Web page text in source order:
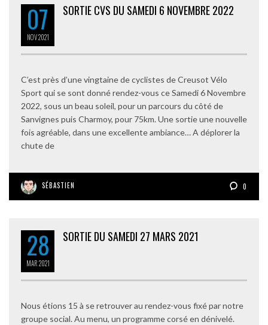
07
NOV2021
SORTIE CVS DU SAMEDI 6 NOVEMBRE 2022
C’est près d’une vingtaine de cyclistes de Creusot Vélo
Sport qui se sont donné rendez-vous ce Samedi 6 Novembre
2022, sous un beau soleil, pour un parcours du côté de
Sanvignes puis Charmoy, pour 75km. Une sortie une nouvelle
fois agréable, dans une excellente ambiance… A déplorer la
chute de
SÉBASTIEN 0
28
MAR2021
SORTIE DU SAMEDI 27 MARS 2021
Nous étions 15 à se retrouver au rendez-vous fixé par notre
groupe social. Au menu, un programme corsé en dénivelé.